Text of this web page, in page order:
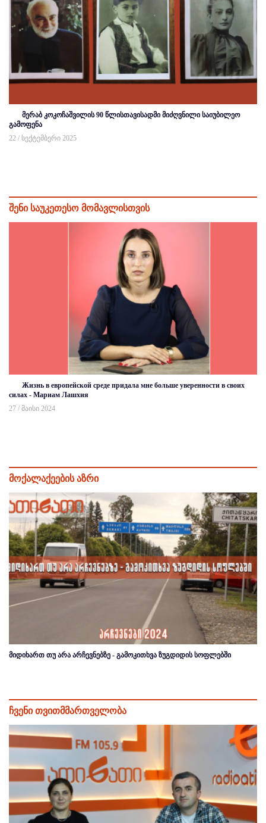
მერაბ კოკოჩაშვილის 90 წლისთავისადმი მიძღვნილი საიუბილეო
გამოფენა
22 / სექტემბერი 2025
შენი საუკეთესო მომავლისთვის
Жизнь в европейской среде придала мне больше уверенности в своих
силах - Мариам Лашхия
27 / მაისი 2024
მოქალაქეების აზრი
მიდიხართ თუ არა არჩევნებზე - გამოკითხვა ზუგდიდის სოფლებში
ჩვენი თვითმმართველობა